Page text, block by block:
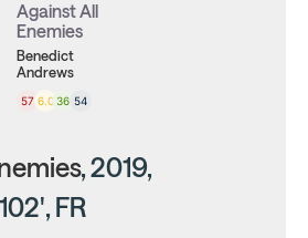
Against All
Enemies
Benedict
Andrews
57 6.0 36 54
, 2019,
FR